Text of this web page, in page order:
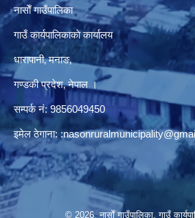
नासाेँ गाउँपालिका
गाउँ कार्यपालिकाकाे कार्यालय
धारापानी‚ मनाङ‚
गण्डकी प्रदेश‚ नेपाल ।
सम्पर्क न‌ं‍: 9856049450
इमेल ठेगाना:
© 2026 नासाेँ गाउँपालिका, गाउँ